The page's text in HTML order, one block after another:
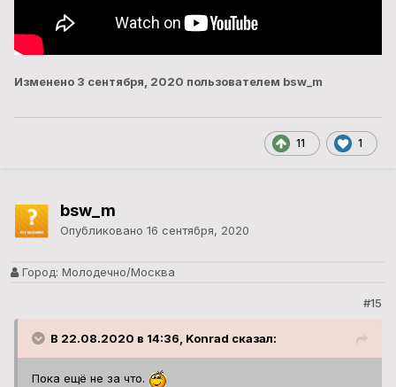
Изменено 3 сентября, 2020 пользователем bsw_m
11 1
bsw_m
Опубликовано 16 сентября, 2020
Город: Молодечно/Москва
#15
В 22.08.2020 в 14:36, Konrad сказал:
Пока ещё не за что.